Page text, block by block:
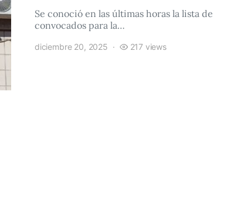
Se conoció en las últimas horas la lista de
convocados para la…
diciembre 20, 2025 217 views